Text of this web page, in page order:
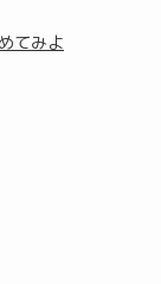
てみよ